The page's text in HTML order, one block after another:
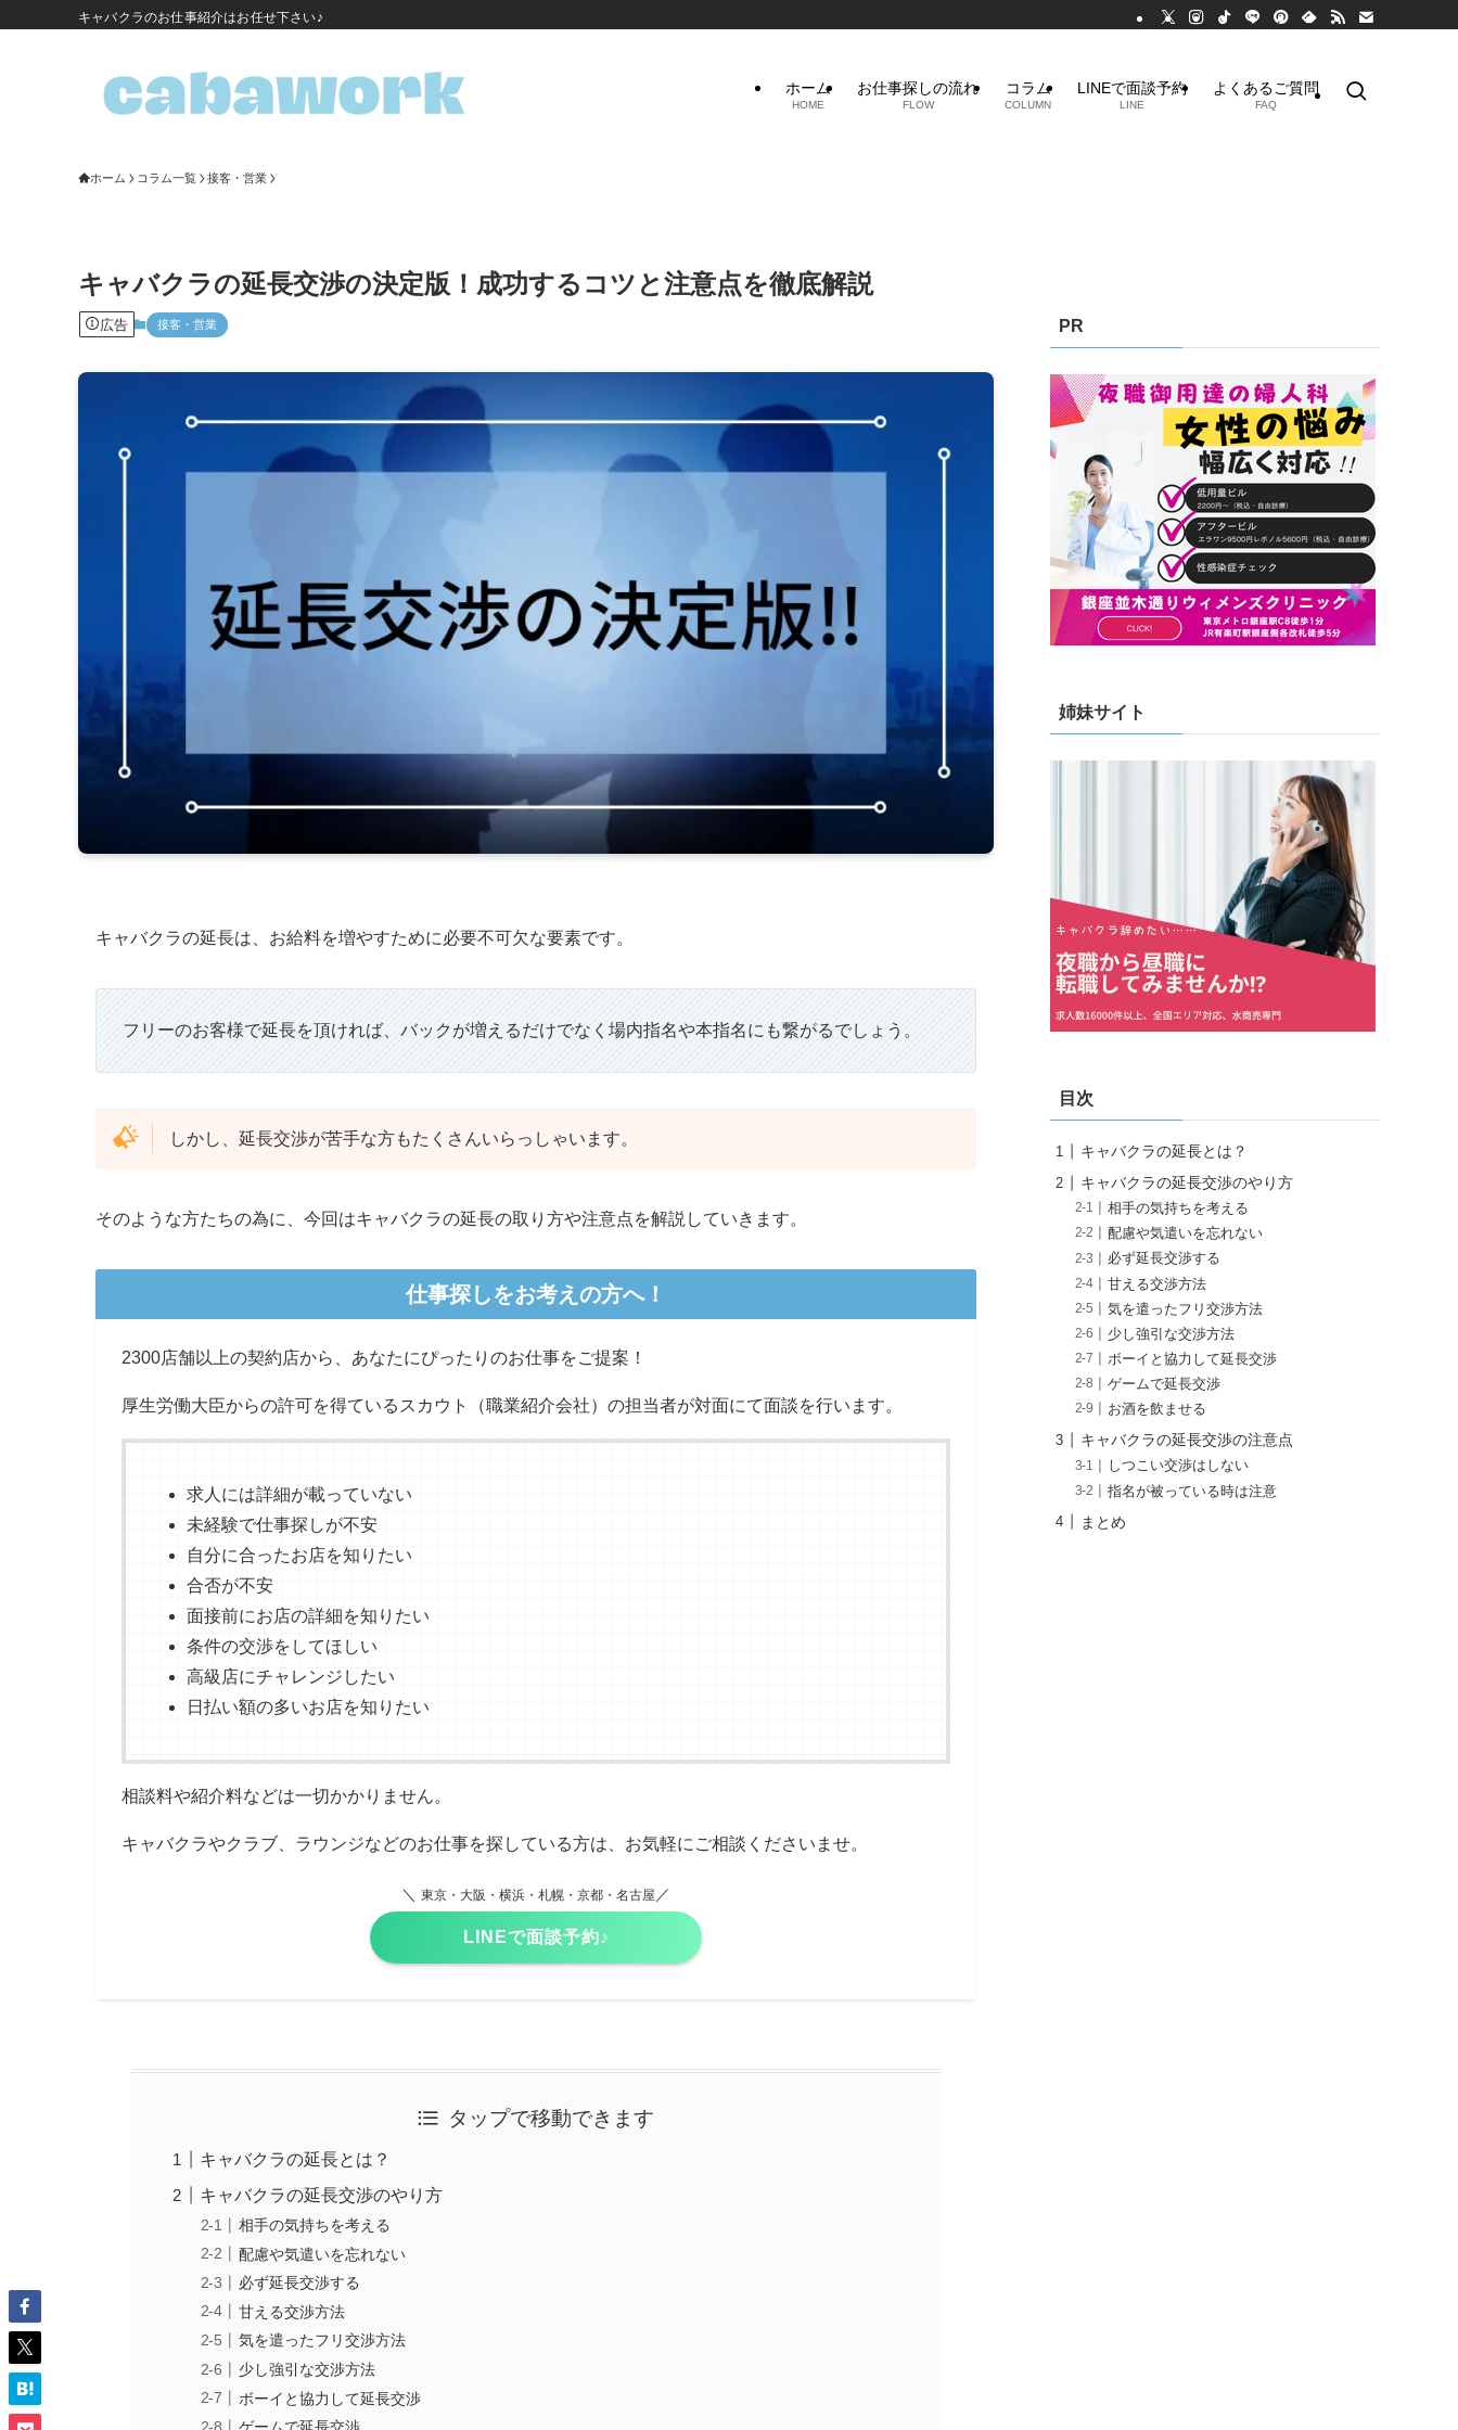
キャバクラのお仕事紹介はお任せ下さい♪
ホーム
HOME
お仕事探しの流れ
FLOW
コラム
COLUMN
LINEで面談予約
LINE
よくあるご質問
FAQ
ホーム コラム一覧 接客・営業
キャバクラの延長交渉の決定版！成功するコツと注意点を徹底解説
広告 接客・営業
キャバクラの延長は、お給料を増やすために必要不可欠な要素です。
フリーのお客様で延長を頂ければ、バックが増えるだけでなく場内指名や本指名にも繋がるでしょう。
しかし、延長交渉が苦手な方もたくさんいらっしゃいます。
そのような方たちの為に、今回はキャバクラの延長の取り方や注意点を解説していきます。
仕事探しをお考えの方へ！
2300店舗以上の契約店から、あなたにぴったりのお仕事をご提案！
厚生労働大臣からの許可を得ているスカウト（職業紹介会社）の担当者が対面にて面談を行います。
求人には詳細が載っていない
未経験で仕事探しが不安
自分に合ったお店を知りたい
合否が不安
面接前にお店の詳細を知りたい
条件の交渉をしてほしい
高級店にチャレンジしたい
日払い額の多いお店を知りたい
相談料や紹介料などは一切かかりません。
キャバクラやクラブ、ラウンジなどのお仕事を探している方は、お気軽にご相談くださいませ。
＼ 東京・大阪・横浜・札幌・京都・名古屋 ／
LINEで面談予約♪
タップで移動できます
キャバクラの延長とは？
キャバクラの延長交渉のやり方
相手の気持ちを考える
配慮や気遣いを忘れない
必ず延長交渉する
甘える交渉方法
気を遣ったフリ交渉方法
少し強引な交渉方法
ボーイと協力して延長交渉
PR
姉妹サイト
目次
キャバクラの延長とは？
キャバクラの延長交渉のやり方
相手の気持ちを考える
配慮や気遣いを忘れない
必ず延長交渉する
甘える交渉方法
気を遣ったフリ交渉方法
少し強引な交渉方法
ボーイと協力して延長交渉
ゲームで延長交渉
お酒を飲ませる
キャバクラの延長交渉の注意点
しつこい交渉はしない
指名が被っている時は注意
まとめ